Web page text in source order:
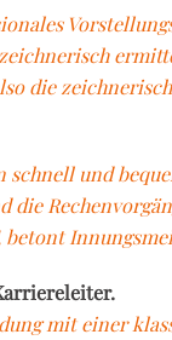
die
und
betont
mit einer